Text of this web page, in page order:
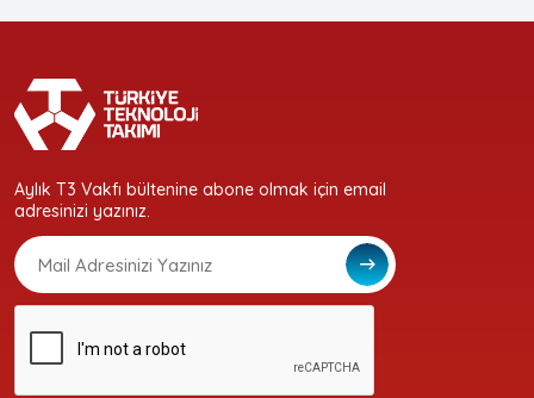
Aylık T3 Vakfı bültenine abone olmak için email
adresinizi yazınız.